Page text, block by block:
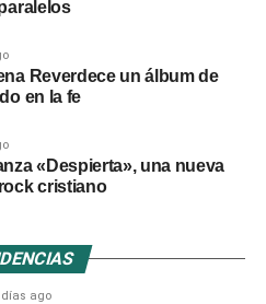
Reverdece un álbum de
en la fe
«Despierta», una nueva
cristiano
días ago